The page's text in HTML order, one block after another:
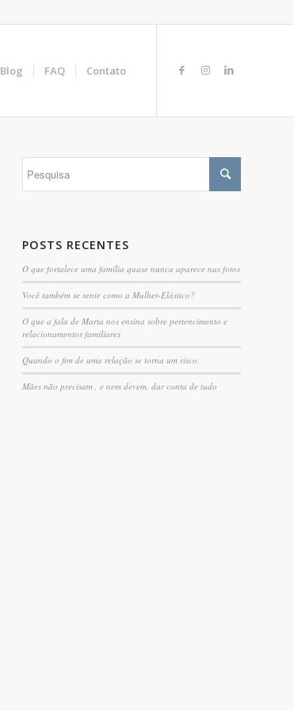
Blog FAQ Contato
POSTS RECENTES
O que fortalece uma família quase nunca aparece nas fotos
Você também se sente como a Mulher-Elástico?
O que a fala de Marta nos ensina sobre pertencimento e
relacionamentos familiares
Quando o fim de uma relação se torna um risco.
Mães não precisam , e nem devem, dar conta de tudo